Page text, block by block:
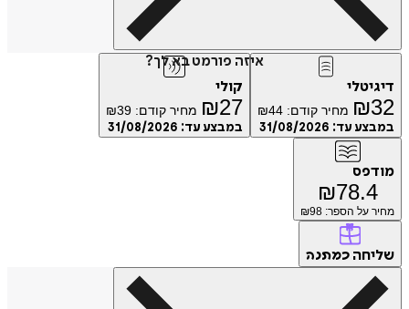
איזה פורמט בא לך?
דיגיטלי
₪32 מחיר קודם: ₪44
במבצע עד: 31/08/2026
קולי
₪27 מחיר קודם: ₪39
במבצע עד: 31/08/2026
מודפס
₪78.4
מחיר על הספר: ₪ 98
שליחה כמתנה